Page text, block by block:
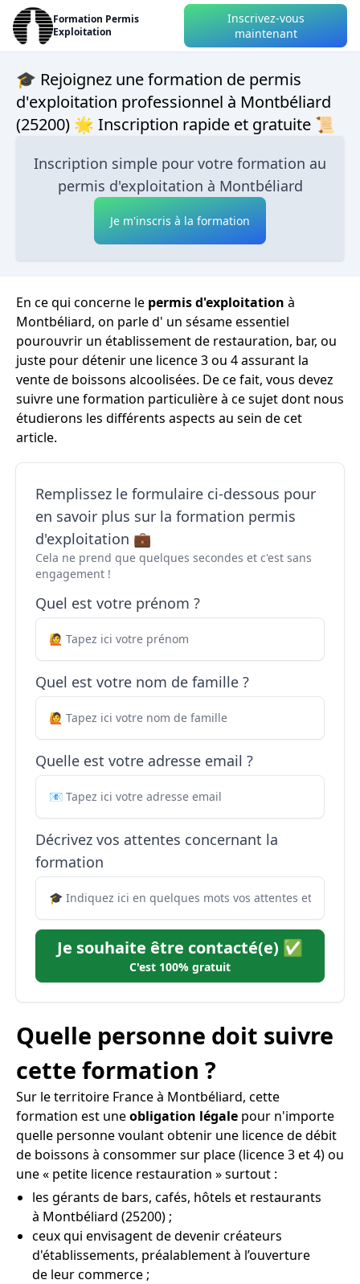
Formation Permis
Exploitation
Inscrivez-vous
maintenant
🎓 Rejoignez une formation de permis
d'exploitation professionnel à Montbéliard
(25200) 🌟 Inscription rapide et gratuite 📜
Inscription simple pour votre formation au
permis d'exploitation à Montbéliard
Je m'inscris à la formation
En ce qui concerne le permis d'exploitation à
Montbéliard, on parle d' un sésame essentiel
pourouvrir un établissement de restauration, bar, ou
juste pour détenir une licence 3 ou 4 assurant la
vente de boissons alcoolisées. De ce fait, vous devez
suivre une formation particulière à ce sujet dont nous
étudierons les différents aspects au sein de cet
article.
Remplissez le formulaire ci-dessous pour
en savoir plus sur la formation permis
d'exploitation 💼
Cela ne prend que quelques secondes et c'est sans
engagement !
Quel est votre prénom ?
Quel est votre nom de famille ?
Quelle est votre adresse email ?
Décrivez vos attentes concernant la
formation
Je souhaite être contacté(e) ✅
C'est 100% gratuit
Quelle personne doit suivre
cette formation ?
Sur le territoire France à Montbéliard, cette
formation est uneobligation légale pour n'importe
quelle personne voulant obtenir une licence de débit
de boissons à consommer sur place (licence 3 et 4) ou
une « petite licence restauration » surtout :
les gérants de bars, cafés, hôtels et restaurants
à Montbéliard (25200) ;
ceux qui envisagent de devenir créateurs
d'établissements, préalablement à l’ouverture
de leur commerce ;